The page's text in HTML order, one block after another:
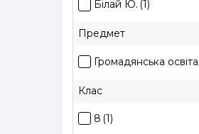
Білай Ю. (1)
Предмет
Громадянська освіта
Клас
8 (1)